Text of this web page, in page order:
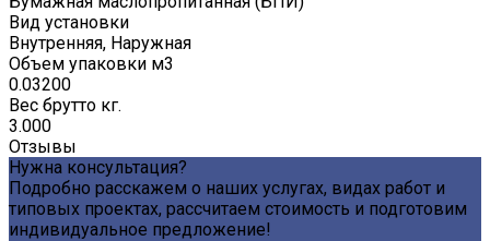
Вид установки
Внутренняя, Наружная
Объем упаковки м3
0.03200
Вес брутто кг.
3.000
Отзывы
Нужна консультация?
Подробно расскажем о наших услугах, видах работ и
типовых проектах, рассчитаем стоимость и подготовим
индивидуальное предложение!